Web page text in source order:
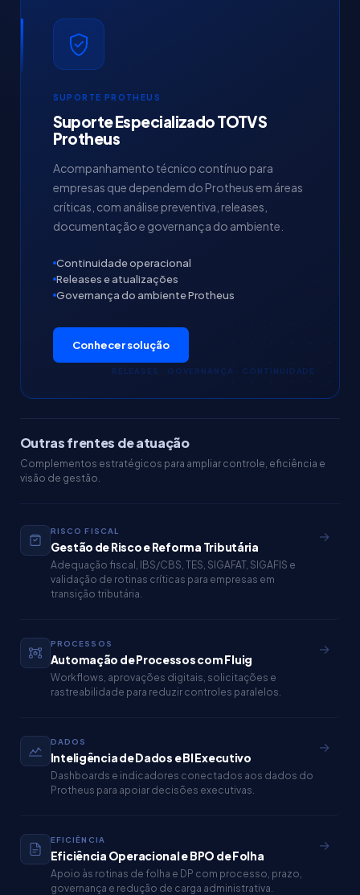
RELEASES · GOVERNANÇA · CONTINUIDADE
SUPORTE PROTHEUS
Suporte Especializado TOTVS
Protheus
Acompanhamento técnico contínuo para
empresas que dependem do Protheus em áreas
críticas, com análise preventiva, releases,
documentação e governança do ambiente.
Continuidade operacional
Releases e atualizações
Governança do ambiente Protheus
Conhecer solução
Outras frentes de atuação
Complementos estratégicos para ampliar controle, eficiência e
visão de gestão.
RISCO FISCAL
Gestão de Risco e Reforma Tributária
Adequação fiscal, IBS/CBS, TES, SIGAFAT, SIGAFIS e
validação de rotinas críticas para empresas em
transição tributária.
→
PROCESSOS
Automação de Processos com Fluig
Workflows, aprovações digitais, solicitações e
rastreabilidade para reduzir controles paralelos.
→
DADOS
Inteligência de Dados e BI Executivo
Dashboards e indicadores conectados aos dados do
Protheus para apoiar decisões executivas.
→
EFICIÊNCIA
Eficiência Operacional e BPO de Folha
Apoio às rotinas de folha e DP com processo, prazo,
governança e redução de carga administrativa.
→